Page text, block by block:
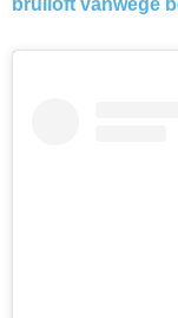
bruiloft vanwege